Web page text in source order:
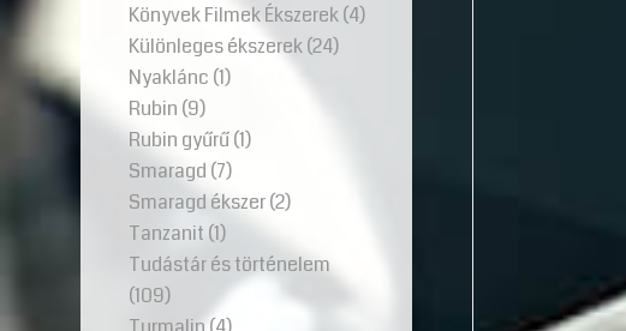
Könyvek Filmek Ékszerek(4)
Különleges ékszerek(24)
Nyaklánc (1)
Rubin (9)
Rubin gyűrű(1)
Smaragd (7)
Smaragd ékszer(2)
Tanzanit (1)
Tudástár és történelem
(109)